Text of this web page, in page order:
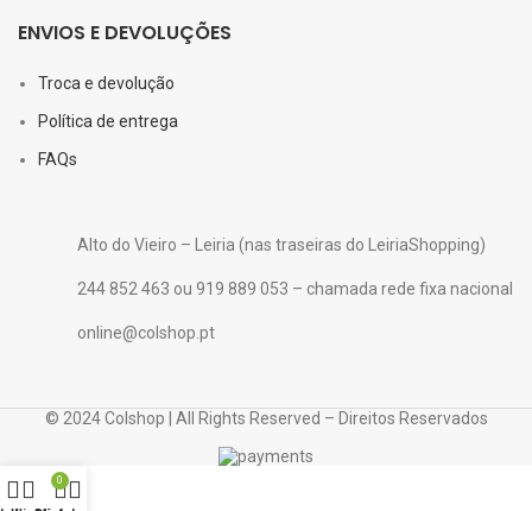
ENVIOS E DEVOLUÇÕES
Troca e devolução
Política de entrega
FAQs
Alto do Vieiro – Leiria (nas traseiras do LeiriaShopping)
244 852 463 ou 919 889 053 – chamada rede fixa nacional
online@colshop.pt
© 2024 Colshop | All Rights Reserved – Direitos Reservados
0